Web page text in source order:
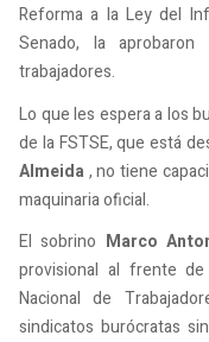
Reforma a la Ley del
Senado, la
trabajadores.
Lo que les espera a los
de la FSTSE, que está
Almeida , no tiene
maquinaria oficial.
El sobrino Marco
provisional al frente
Nacional de
sindicatos burócratas